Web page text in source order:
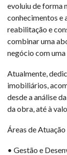
evoluiu de forma
conhecimentos e
reabilitação e
combinar uma
negócio com
Atualmente,
imobiliários,
desde a análise
da obra, até à
Áreas de Atuação
• Gestão e